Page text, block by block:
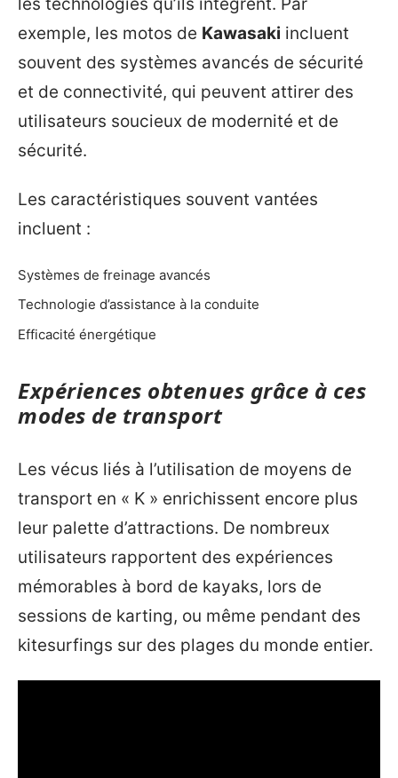
exemple, les motos de Kawasaki incluent
souvent des systèmes avancés de sécurité
et de connectivité, qui peuvent attirer des
utilisateurs soucieux de modernité et de
sécurité.
Les caractéristiques souvent vantées
incluent :
Systèmes de freinage avancés
Technologie d’assistance à la conduite
Efficacité énergétique
Expériences obtenues grâce à ces
modes de transport
Les vécus liés à l’utilisation de moyens de
transport en « K » enrichissent encore plus
leur palette d’attractions. De nombreux
utilisateurs rapportent des expériences
mémorables à bord de kayaks, lors de
sessions de karting, ou même pendant des
kitesurfings sur des plages du monde entier.